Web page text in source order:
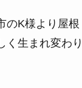
のK様より屋
く生まれ変わ